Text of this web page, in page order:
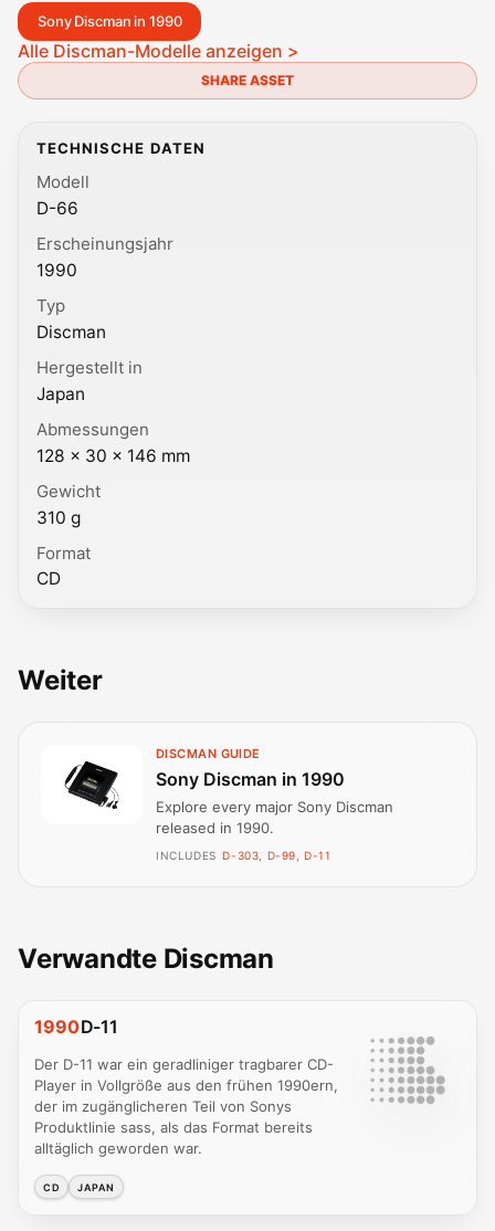
Sony Discman in 1990
Alle Discman-Modelle anzeigen >
SHARE ASSET
TECHNISCHE DATEN
Modell
D-66
Erscheinungsjahr
1990
Typ
Discman
Hergestellt in
Japan
Abmessungen
128 × 30 × 146 mm
Gewicht
310 g
Format
CD
Weiter
DISCMAN GUIDE
Sony Discman in 1990
Explore every major Sony Discman
released in 1990.
INCLUDES D-303, D-99, D-11
Verwandte Discman
1990D-11
Der D-11 war ein geradliniger tragbarer CD-
Player in Vollgröße aus den frühen 1990ern,
der im zugänglicheren Teil von Sonys
Produktlinie sass, als das Format bereits
alltäglich geworden war.
CD JAPAN